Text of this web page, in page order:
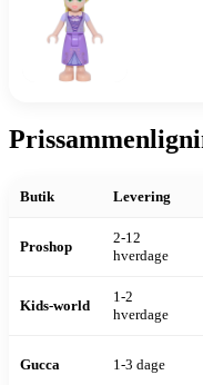
Butik Levering
Proshop
2-12
hverdage
Kids-world
1-2
hverdage
Gucca 1-3 dage